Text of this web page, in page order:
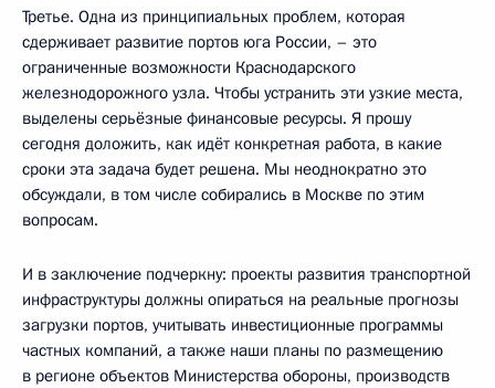
Третье. Одна из принципиальных проблем, которая
сдерживает развитие портов юга России, – это
ограниченные возможности Краснодарского
железнодорожного узла. Чтобы устранить эти узкие места,
выделены серьёзные финансовые ресурсы. Я прошу
сегодня доложить, как идёт конкретная работа, в какие
сроки эта задача будет решена. Мы неоднократно это
обсуждали, в том числе собирались в Москве по этим
вопросам.
И в заключение подчеркну: проекты развития транспортной
инфраструктуры должны опираться на реальные прогнозы
загрузки портов, учитывать инвестиционные программы
частных компаний, а также наши планы по размещению
в регионе объектов Министерства обороны, производств